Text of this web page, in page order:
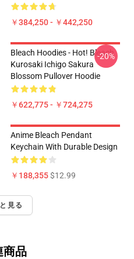
￥384,250 - ￥442,250
Bleach Hoodies - Hot! Bleach
Kurosaki Ichigo Sakura
Blossom Pullover Hoodie
￥622,775 - ￥724,275
-20%
Anime Bleach Pendant
Keychain With Durable Design
￥188,355$12.99
見る
商品